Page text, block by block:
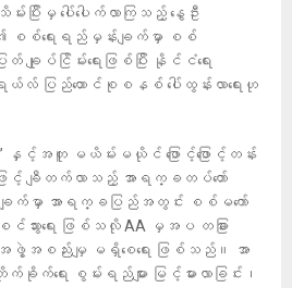
းမှ ပေါ်ပေါက်လာကြသည့် နွေဦး
း၏ စစ်ရေးရည်မှန်းချက်မှာ စစ်
ျုပ်ငြိမ်းရေးဖြစ်ပြီး နိုင်ငံရေး
ပြည်ထောင်စုစနစ် ပေါ်ထွန်းလာရေးဟု
င့်အတူ မယိမ်းမယိုင် ဖြောင့်ဖြောင့်တန်း
င့် ချီတက်လာသည့် အာရက္ခတပ်တော်
ျက်မှာ အာရက္ခပြည်အတွင်း စစ်မကော်
င်သွားရေး ဖြစ်သလို AA မှအပ တခြား
ည်းမျှ မရှိစေရေး ဖြစ်သည်။ အာ
က်ရေး စွမ်းရည်များ မြင့်မားလာခြင်း၊